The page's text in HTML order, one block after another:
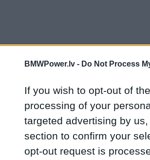
BMWPower.lv - Do Not Process
If you wish to opt-out of
processing of your
targeted advertising by
section to confirm your
opt-out request is